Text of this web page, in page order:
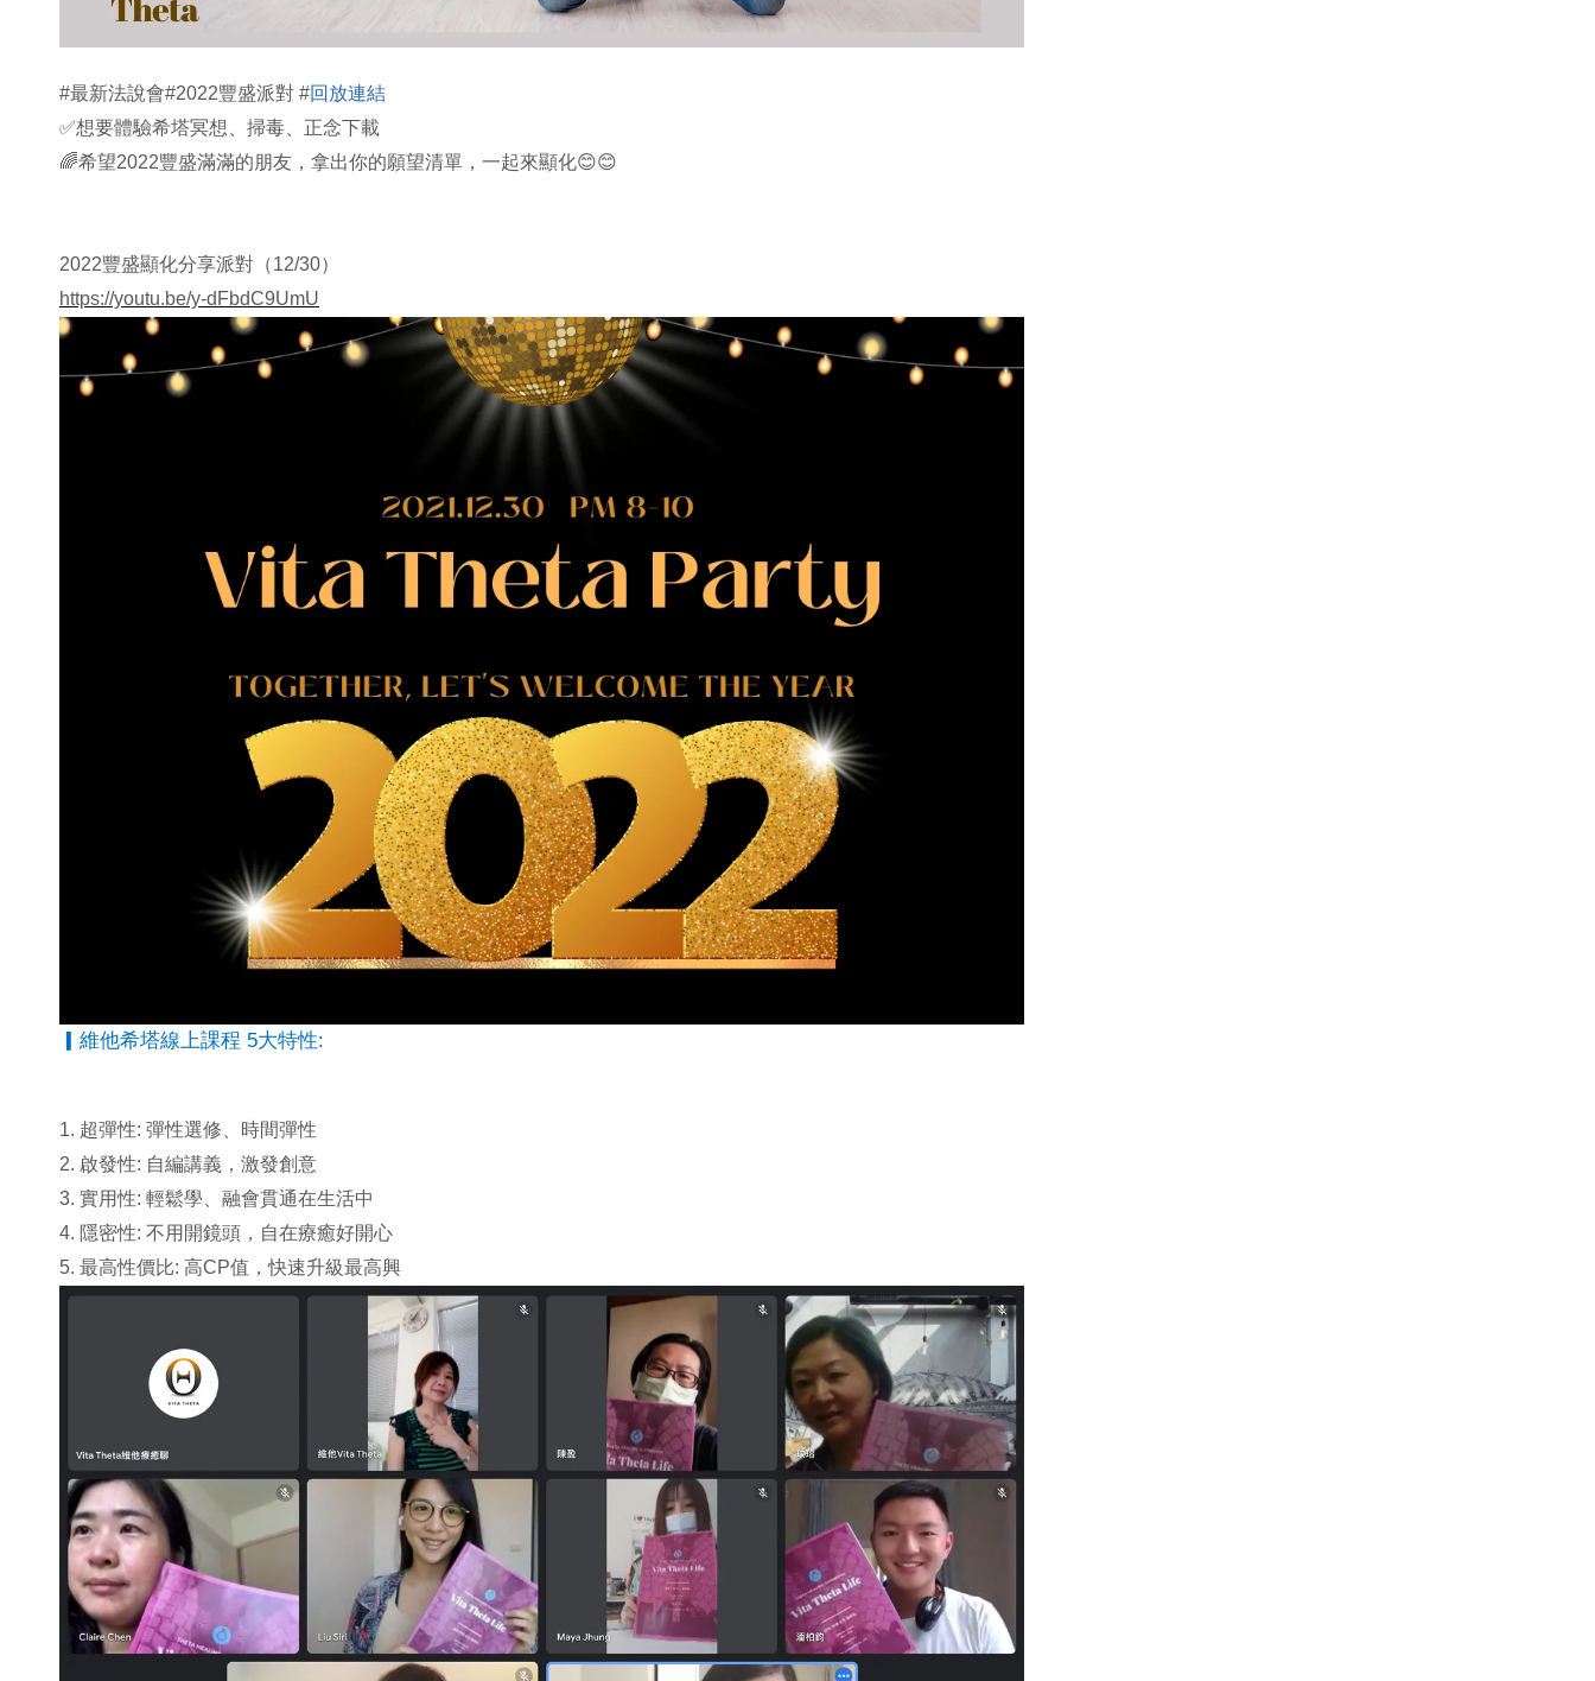
#最新法說會#2022豐盛派對 #回放連結
✅想要體驗希塔冥想、掃毒、正念下載
🌈希望2022豐盛滿滿的朋友，拿出你的願望清單，一起來顯化😊😊
2022豐盛顯化分享派對（12/30）
https://youtu.be/y-dFbdC9UmU
▎維他希塔線上課程 5大特性:
1. 超彈性: 彈性選修、時間彈性
2. 啟發性: 自編講義，激發創意
3. 實用性: 輕鬆學、融會貫通在生活中
4. 隱密性: 不用開鏡頭，自在療癒好開心
5. 最高性價比: 高CP值，快速升級最高興